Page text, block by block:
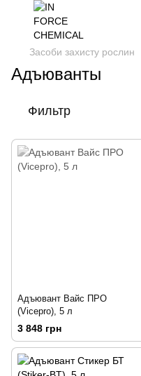
Засоби захисту рослин
Адъюванты
Фильтр
Адъювант Вайс ПРО
(Vicepro), 5 л
3 848 грн